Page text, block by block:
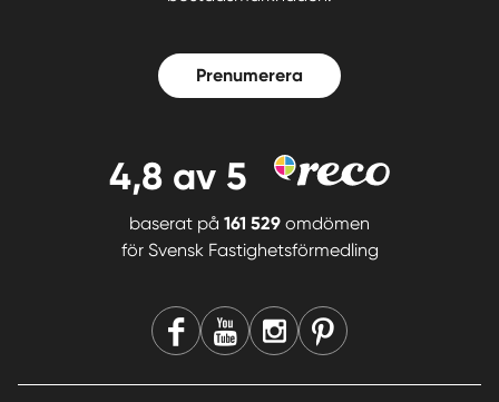
Prenumerera
4,8 av 5
baserat på 161 529 omdömen
för Svensk Fastighetsförmedling